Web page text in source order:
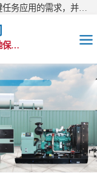
更强地电力输出、更快地启动供电、更安全地保护功能